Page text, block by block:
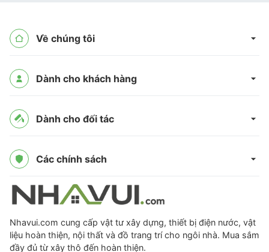
Về chúng tôi
Dành cho khách hàng
Dành cho đối tác
Các chính sách
Nhavui.com cung cấp vật tư xây dựng, thiết bị điện nước, vật
liệu hoàn thiện, nội thất và đồ trang trí cho ngôi nhà. Mua sắm
đầy đủ từ xây thô đến hoàn thiện.